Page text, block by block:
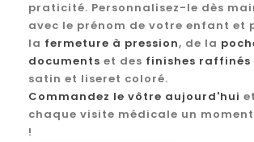
praticité. Personnalisez-le dès
avec le prénom de votre enfant et
la fermeture à pression, de la
documents et des finishes raffinés
satin et liseret coloré.
Commandez le vôtre aujourd'hui
chaque visite médicale un
!